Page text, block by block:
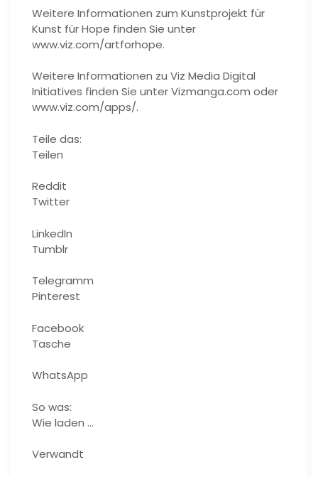
Weitere Informationen zum Kunstprojekt für
Kunst für Hope finden Sie unter
www.viz.com/artforhope.
Weitere Informationen zu Viz Media Digital
Initiatives finden Sie unter Vizmanga.com oder
www.viz.com/apps/.
Teile das:
Teilen
Reddit
Twitter
LinkedIn
Tumblr
Telegramm
Pinterest
Facebook
Tasche
WhatsApp
So was:
Wie laden …
Verwandt